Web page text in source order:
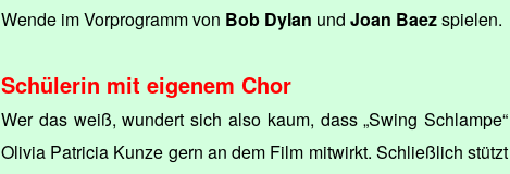
Wende im Vorprogramm von Bob Dylan und Joan Baezspielen.
Schülerin mit eigenem Chor
Wer das weiß, wundert sich also kaum, dass „Swing Schlampe“
Olivia Patricia Kunze gern an dem Film mitwirkt. Schließlich stützt